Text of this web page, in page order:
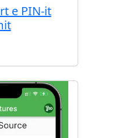
e PIN-it